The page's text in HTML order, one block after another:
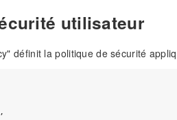
utilisateur
définit la politique de sécurité